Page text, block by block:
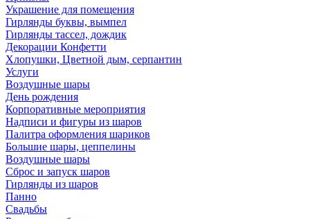
Украшение для помещения
Гирлянды буквы, вымпел
Гирлянды тассел, дождик
Декорации Конфетти
Хлопушки, Цветной дым, серпантин
Услуги
Воздушные шары
День рождения
Корпоративные мероприятия
Надписи и фигуры из шаров
Палитра оформления шариков
Большие шары, цеппелины
Воздушные шары
Сброс и запуск шаров
Гирлянды из шаров
Панно
Свадьбы